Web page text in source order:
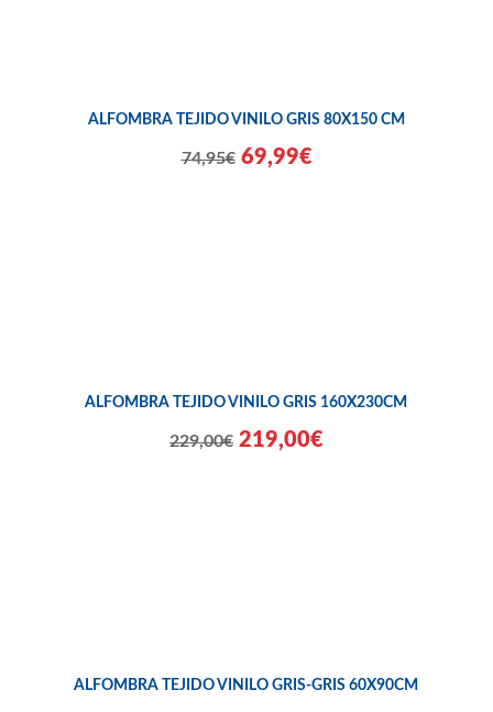
ALFOMBRA TEJIDO VINILO GRIS 80X150 CM
74,95€ 69,99€
ALFOMBRA TEJIDO VINILO GRIS 160X230CM
229,00€ 219,00€
ALFOMBRA TEJIDO VINILO GRIS-GRIS 60X90CM